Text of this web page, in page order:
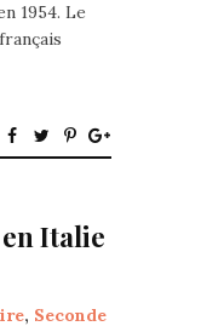
1954. Le
Italie
, Seconde